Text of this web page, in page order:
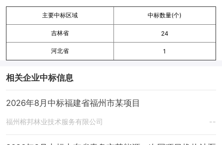
主要中标区域 中标数量(个)
吉林省 24
河北省 1
相关企业中标信息
2026年8月中标福建省福州市某项目
福州榕邦林业技术服务有限公司 --